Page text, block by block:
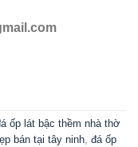
ốp lát bậc thềm nhà thờ
bán tại tây ninh, đá ốp